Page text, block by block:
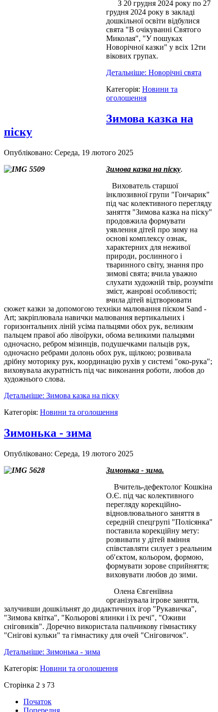
З 20 грудня 2024 року по 27
грудня 2024 року в закладі
дошкільної освіти відбулися
свята "В очікуванні Святого
Миколая", "У пошуках
Новорічної казки" у всіх 12ти
вікових групах.
Детальніше: Новорічні свята
Категорія: Новини та
оголошення
Зимова казка на
піску
Опубліковано: Середа, 19 лютого 2025
Зимова казка на піску.
Вихователь старшої
інклюзивної групи "Гончарик"
під час колективного перегляду
заняття "Зимова казка на піску"
продовжила формувати
уявлення дітей про зиму на
основі комплексу ознак,
характерних для неживої
природи, рослинного і
тваринного світу, знання про
зимові свята; вчила уважно
слухати художній твір, розуміти
зміст, жанрові особливості;
вчила дітей відтворювати
сюжет казки за допомогою техніки малювання піском Sand -
Art; закріплювала навички малювання вертикальних і
горизонтальних ліній усіма пальцями обох рук, великим
пальцем правої або лівоїруки, обома великими пальцями
одночасно, ребром мізинців, подушечками пальців рук,
одночасно ребрами долонь обох рук, щілкою; розвивала
дрібну моторику рук, координацію рухів у системі "око-рука";
виховувала акуратність під час виконання роботи, любов до
художнього слова.
Детальніше: Зимова казка на піску
Категорія: Новини та оголошення
Зимонька - зима
Опубліковано: Середа, 19 лютого 2025
Зимонька - зима.
Вчитель-дефектолог Кошкіна
О.Є. під час колективного
перегляду корекційно-
відновлювального заняття в
середній спецгрупі "Полісянка"
поставила корекційну мету:
розвивати у дітей вміння
співставляти силует з реальним
об′єктом, кольором, формою,
формувати зорове сприйняття;
виховувати любов до зими.
Олена Євгеніївна
організувала ігрове заняття,
залучивши дошкільнят до дидактичних ігор "Рукавичка",
"Зимова квітка", "Кольорові ялинки і їх речі", "Оживи
сніговиків". Доречно використала пальчикову гімнастику
"Снігові кульки" та гімнастику для очей "Сніговичок".
Детальніше: Зимонька - зима
Категорія: Новини та оголошення
Сторінка 2 з 73
Початок
Попередня